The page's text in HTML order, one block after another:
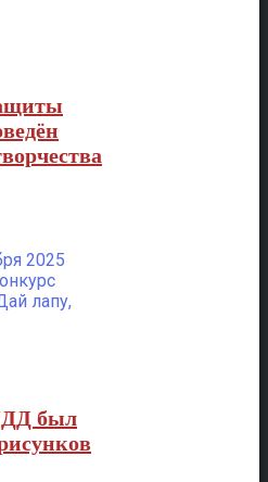
2025
лапу,
был